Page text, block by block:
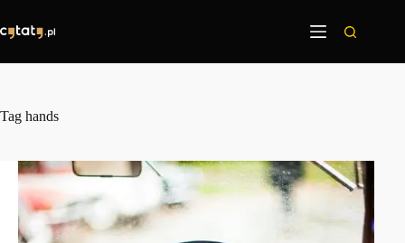
treści
Tag hands